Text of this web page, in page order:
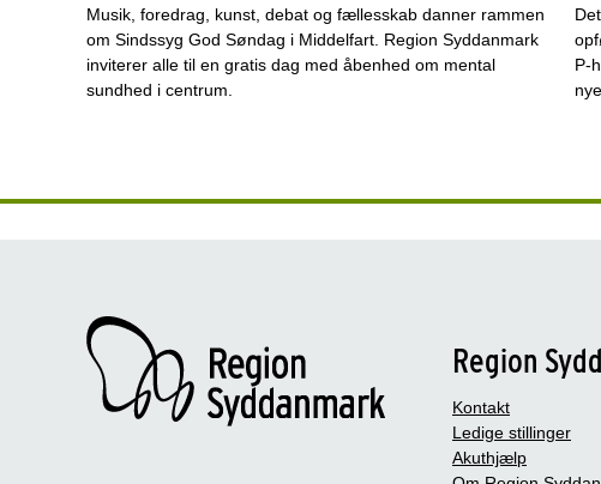
Musik, foredrag, kunst, debat og fællesskab danner rammen
om Sindssyg God Søndag i Middelfart. Region Syddanmark
inviterer alle til en gratis dag med åbenhed om mental
sundhed i centrum.
P-
Region
Kontakt
Ledige stillinger
Akuthjælp